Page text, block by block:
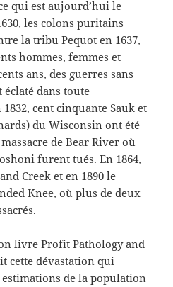
qui est aujourd’hui le
les colons puritains
la tribu Pequot en 1637,
hommes, femmes et
ans, des guerres sans
dans toute
cent cinquante Sauk et
du Wisconsin ont été
de Bear River où
furent tués. En 1864,
Creek et en 1890 le
Knee, où plus de deux
livre Profit Pathology and
cette dévastation qui
de la population